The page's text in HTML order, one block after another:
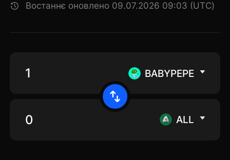
Востаннє оновлено 09.07.2026 09:03 (UTC)
BABYPEPE
ALL